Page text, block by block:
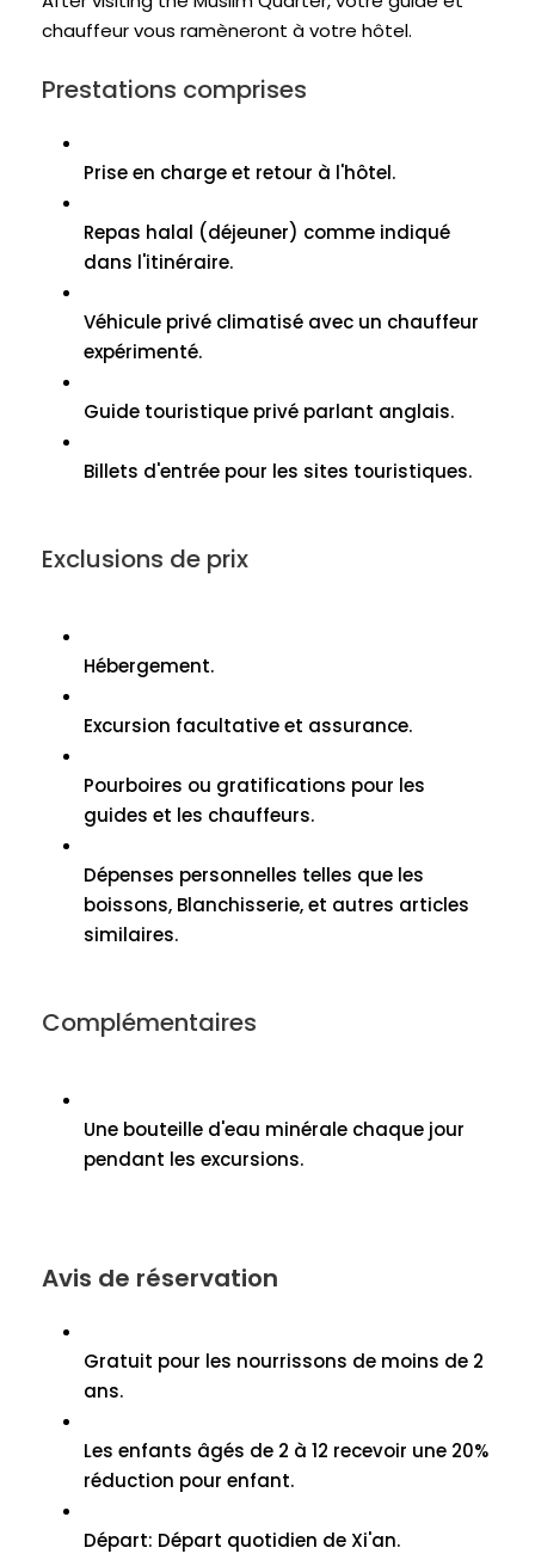
chauffeur vous ramèneront à votre hôtel.
Prestations comprises
Prise en charge et retour à l'hôtel.
Repas halal (déjeuner) comme indiqué
dans l'itinéraire.
Véhicule privé climatisé avec un chauffeur
expérimenté.
Guide touristique privé parlant anglais.
Billets d'entrée pour les sites touristiques.
Exclusions de prix
Hébergement.
Excursion facultative et assurance.
Pourboires ou gratifications pour les
guides et les chauffeurs.
Dépenses personnelles telles que les
boissons, Blanchisserie, et autres articles
similaires.
Complémentaires
Une bouteille d'eau minérale chaque jour
pendant les excursions.
Avis de réservation
Gratuit pour les nourrissons de moins de 2
ans.
Les enfants âgés de 2 à 12 recevoir une 20%
réduction pour enfant.
Départ: Départ quotidien de Xi'an.